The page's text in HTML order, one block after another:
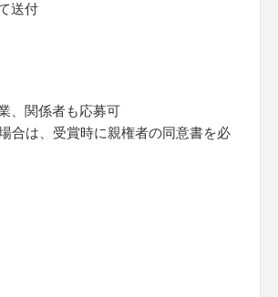
送付
、関係者も応募可
合は、受賞時に親権者の同意書を必